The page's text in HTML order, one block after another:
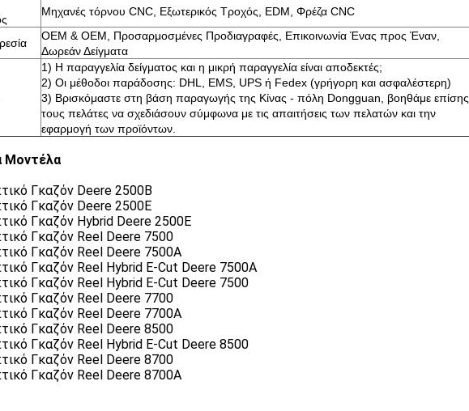
Μηχανές τόρνου CNC, Εξωτερικός Τροχός, EDM, Φρέζα CNC
OEM & OEM, Προσαρμοσμένες Προδιαγραφές, Επικοινωνία Ένας προς Έναν,
Δωρεάν Δείγματα
1) Η παραγγελία δείγματος και η μικρή παραγγελία είναι αποδεκτές;
2) Οι μέθοδοι παράδοσης: DHL, EMS, UPS ή Fedex (γρήγορη και ασφαλέστερη)
3) Βρισκόμαστε στη βάση παραγωγής της Κίνας - πόλη Dongguan, βοηθάμε επίσης
τους πελάτες να σχεδιάσουν σύμφωνα με τις απαιτήσεις των πελατών και την
εφαρμογή των προϊόντων.
Μοντέλα
Γκαζόν Deere 2500B
Γκαζόν Deere 2500E
Γκαζόν Hybrid Deere 2500E
Γκαζόν Reel Deere 7500
Γκαζόν Reel Deere 7500A
Γκαζόν Reel Hybrid E-Cut Deere 7500A
Γκαζόν Reel Hybrid E-Cut Deere 7500
Γκαζόν Reel Deere 7700
Γκαζόν Reel Deere 7700A
Γκαζόν Reel Deere 8500
Γκαζόν Reel Hybrid E-Cut Deere 8500
Γκαζόν Reel Deere 8700
Γκαζόν Reel Deere 8700A